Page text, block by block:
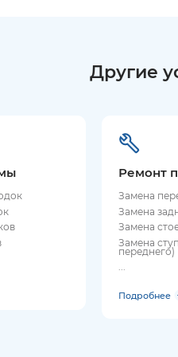
Другие
Ремонт
Замена
Замена
Замена
Замена
переднего)
Подробнее